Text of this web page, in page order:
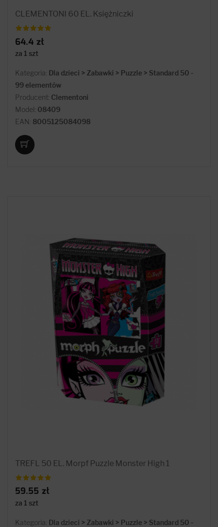
CLEMENTONI 60 EL. Księżniczki
64.4 zł
za 1 szt
Kategoria: Dla dzieci > Zabawki > Puzzle > Standard 50 -
99 elementów
Producent: Clementoni
Model: 08409
EAN: 8005125084098
TREFL 50 EL. Morpf Puzzle Monster High 1
59.55 zł
za 1 szt
Kategoria: Dla dzieci > Zabawki > Puzzle > Standard 50 -